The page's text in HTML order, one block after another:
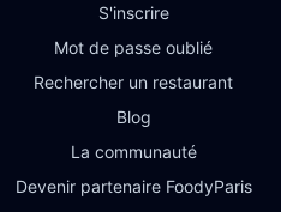
S'inscrire
Mot de passe oublié
Rechercher un restaurant
Blog
La communauté
Devenir partenaire FoodyParis